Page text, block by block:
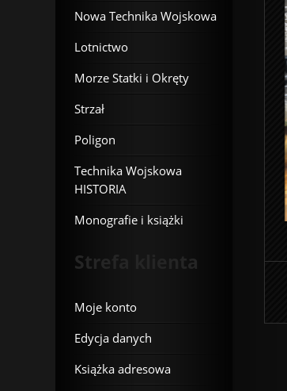
Nowa Technika Wojskowa
Lotnictwo
Morze Statki i Okręty
Strzał
Poligon
Technika Wojskowa
HISTORIA
Monografie i książki
Strefa klienta
Moje konto
Edycja danych
Książka adresowa